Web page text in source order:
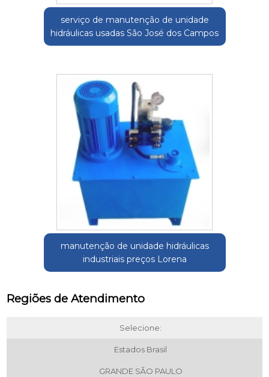
serviço de manutenção de unidade
hidráulicas usadas São José dos Campos
manutenção de unidade hidráulicas
industriais preços Lorena
Regiões de Atendimento
Selecione:
Estados Brasil
GRANDE SÃO PAULO